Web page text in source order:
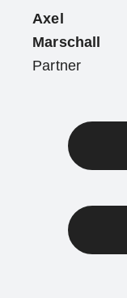
Axel
Marschall
Partner